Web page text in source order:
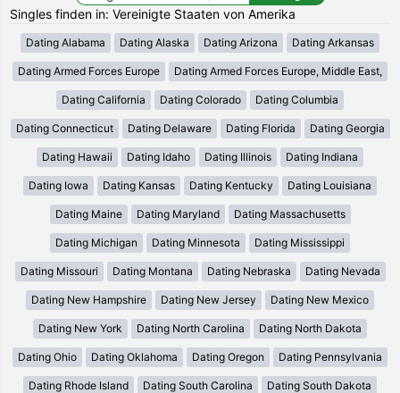
Singles finden in: Vereinigte Staaten von Amerika
Dating Alabama Dating Alaska Dating Arizona Dating Arkansas
Dating Armed Forces Europe Dating Armed Forces Europe, Middle East,
Dating California Dating Colorado Dating Columbia
Dating Connecticut Dating Delaware Dating Florida Dating Georgia
Dating Hawaii Dating Idaho Dating Illinois Dating Indiana
Dating Iowa Dating Kansas Dating Kentucky Dating Louisiana
Dating Maine Dating Maryland Dating Massachusetts
Dating Michigan Dating Minnesota Dating Mississippi
Dating Missouri Dating Montana Dating Nebraska Dating Nevada
Dating New Hampshire Dating New Jersey Dating New Mexico
Dating New York Dating North Carolina Dating North Dakota
Dating Ohio Dating Oklahoma Dating Oregon Dating Pennsylvania
Dating Rhode Island Dating South Carolina Dating South Dakota